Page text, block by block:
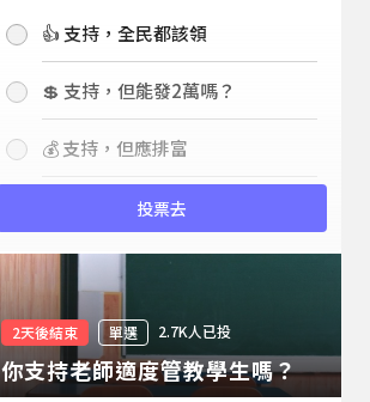
持嗎？👍 支持，全民都該領
💲 支持，但能發2萬嗎？
💰 支持，但應排富
投票去
2天後結束 單選 2.7K人已投
你支持老師適度管教學生嗎？